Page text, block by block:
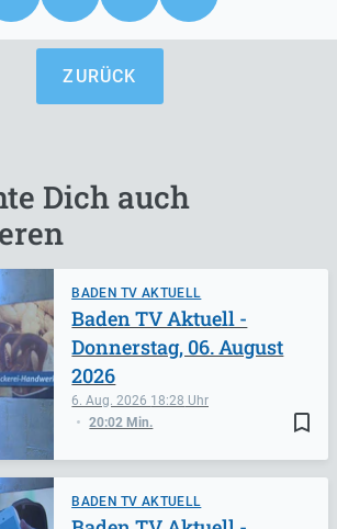
ZURÜCK
Dich auch
BADEN TV AKTUELL
bookmark_border
6. Aug. 2026 18:28
20:02 Min.
Baden TV Aktuell -
Donnerstag, 06. August
2026
BADEN TV AKTUELL